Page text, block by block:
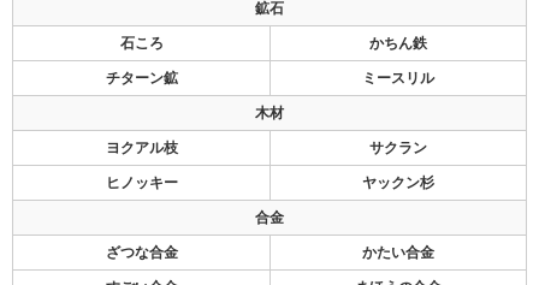
鉱石
石ころ かちん鉄
チターン鉱 ミースリル
木材
ヨクアル枝 サクラン
ヒノッキー ヤックン杉
合金
ざつな合金 かたい合金